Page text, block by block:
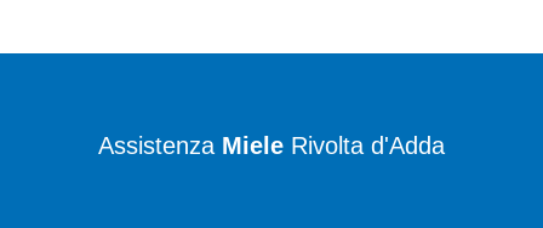
Assistenza Miele Rivolta d'Adda